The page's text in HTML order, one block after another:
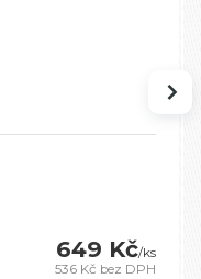
649 Kč/ks
536 Kč bez DPH